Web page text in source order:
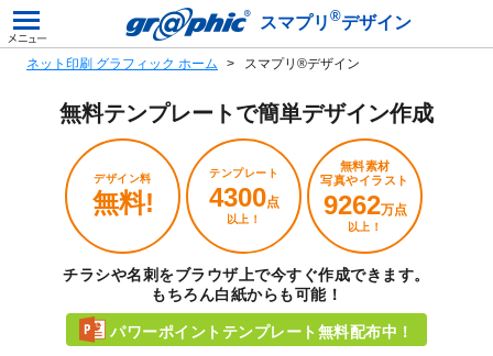
スマプリ ®デザイン
ネット印刷 グラフィック ホーム スマプリ®デザイン
無料テンプレートで簡単デザイン作成
デザイン料
無料!
テンプレート
4300点
以上！
無料素材
写真やイラスト
9262万点
以上！
チラシや名刺をブラウザ上で今すぐ作成できます。
もちろん白紙からも可能！
パワーポイントテンプレート無料配布中！